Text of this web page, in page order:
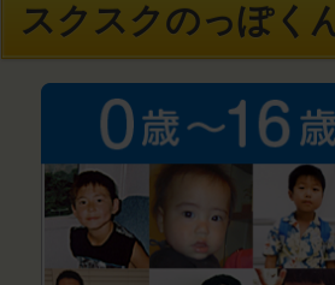
スクスクのっぽく